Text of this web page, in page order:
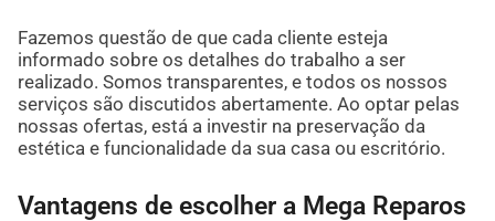
Fazemos questão de que cada cliente esteja
informado sobre os detalhes do trabalho a ser
realizado. Somos transparentes, e todos os nossos
serviços são discutidos abertamente. Ao optar pelas
nossas ofertas, está a investir na preservação da
estética e funcionalidade da sua casa ou escritório.
Vantagens de escolher a Mega Reparos